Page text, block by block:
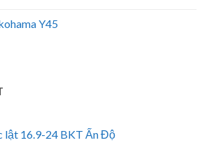
Y45
lật 16.9-24 BKT Ấn Độ